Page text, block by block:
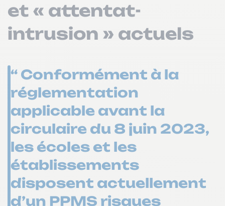
et « attentat-
intrusion » actuels
“ Conformément à la
réglementation
applicable avant la
circulaire du 8 juin 2023,
les écoles et les
établissements
disposent actuellement
d’un PPMS risques